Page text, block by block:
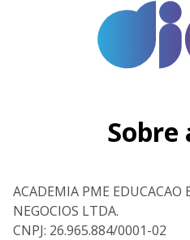
Sobre
ACADEMIA PME EDUCACAO
NEGOCIOS LTDA.
CNPJ: 26.965.884/0001-02